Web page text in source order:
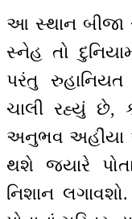
આ સ્થાન બીજા
સ્નેહ તો
પરંતુ
ચાલી રહ્યું છે,
અનુભવ અહીંયા
થશે જ્યારે
નિશાન